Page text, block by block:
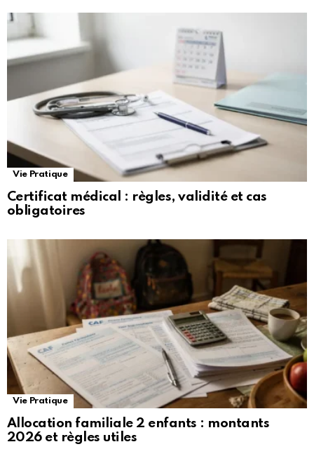
Vie Pratique
Certificat médical : règles, validité et cas
obligatoires
Vie Pratique
Allocation familiale 2 enfants : montants
2026 et règles utiles